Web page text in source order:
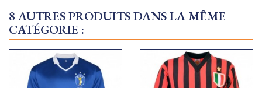
8 AUTRES PRODUITS DANS LA MÊME
CATÉGORIE :